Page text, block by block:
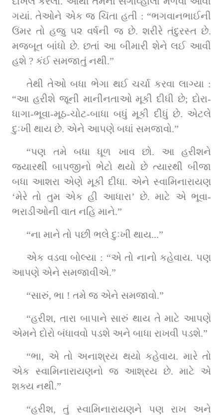
ગયાં. તેઓને એક જ ચિંતા હતી : “ભગવાનભાઈની
ઉંમર તો હજુ ૫૨ વર્ષની જ છે. શરીરે તંદુરસ્ત છે.
મજબૂત બાંધો છે. છતાં આ બીમારી શેને લઈ આવી
હશે ? કંઈ સમજાતું નથી.”
તેથી તેઓ બધા ભેગા થઈ ચર્ચા કરવા લાગ્યા :
“આ હરીશે જૂની માનીનતાઓ મૂકી દીધી છે; દોરા-
ધાગા-ભૂવા-મૂઠ-ચોટ-બાધા બધું મૂકી દીધું છે. એટલે
દુઃખી થાય છે. એને આપણે બધાં સમજાવો.”
“પણ તમે બધા ધૂળ ખાવ છો. આ હરીશને
જ્યારથી બાપજીનો ભેટો થયો છે ત્યારથી બીજા
બધા આશરા એણે મૂકી દીધા. એને સ્વામિનારાયણ
‘મેરે તો તુમ એક હી આધારા’ છે. માટે એ ભૂવા-
ભરાડીઓની વાત નહિ માને.”
“ના માને તો પછી ભલે દુઃખી થાય...”
એક વડવા બોલ્યા : “એ તો નાનો કહેવાય. પણ
આપણે એને સમજાવીએ.”
“સારું, ભા ! તમે જ એને સમજાવો.”
“હરીશ, તારા બાપાને સારું થાય તે માટે આપણે
એમને દોરો બંધાવવો પડશે અને બાધા રાખવી પડશે.”
“ભા, એ તો અનાશ્રય થયો કહેવાય. મારે તો
એક સ્વામિનારાયણનો જ આશ્રય છે. માટે એ
શક્ય નથી.”
“હરીશ, તું સ્વામિનારાયણને પણ રાખ અને